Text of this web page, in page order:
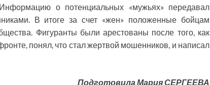
о потенциальных «мужьях» передавал
В итоге за счет «жен» положенные бойцам
Фигуранты были арестованы после того, как
понял, что стал жертвой мошенников, и написал
Подготовила Мария СЕРГЕЕВА